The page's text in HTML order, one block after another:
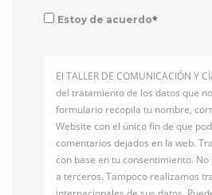
Estoy de acuerdo*
El TALLER DE COMUNICACIÓN Y
del tratamiento de los datos que
formulario recopila tu nombre,
Website con el único fin de que
comentarios dejados en la web.
con base en tu consentimiento. No
a terceros. Tampoco realizamos